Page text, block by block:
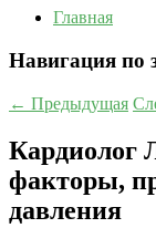
Главная
Навигация по
← Предыдущая
Кардиолог
факторы,
давления